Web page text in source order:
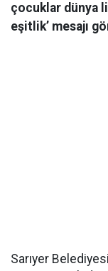
çocuklar dünya
eşitlik’ mesajı
Sarıyer